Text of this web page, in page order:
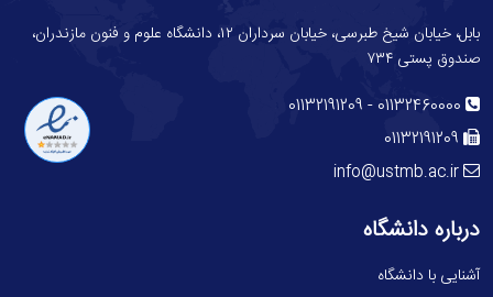
بابل، خیابان شیخ طبرسی، خیابان سرداران ۱۲، دانشگاه علوم و فنون مازندران،
صندوق پستی ۷۳۴
01132460000
-
01132191209
01132191209
info@ustmb.ac.ir
درباره دانشگاه
آشنایی با دانشگاه